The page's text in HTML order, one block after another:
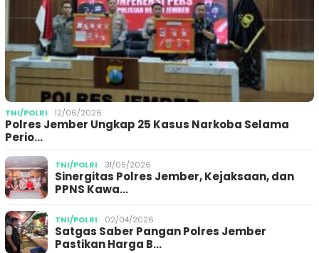
TNI/POLRI 12/06/2026
Polres Jember Ungkap 25 Kasus Narkoba Selama
Perio…
TNI/POLRI 31/05/2026
Sinergitas Polres Jember, Kejaksaan, dan
PPNS Kawa…
TNI/POLRI 02/04/2026
Satgas Saber Pangan Polres Jember
Pastikan Harga B…